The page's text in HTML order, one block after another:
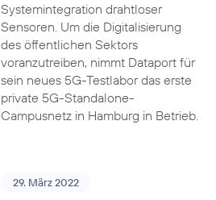
Systemintegration drahtloser
Sensoren. Um die Digitalisierung
des öffentlichen Sektors
voranzutreiben, nimmt Dataport für
sein neues 5G-Testlabor das erste
private 5G-Standalone-
Campusnetz in Hamburg in Betrieb.
29. März 2022